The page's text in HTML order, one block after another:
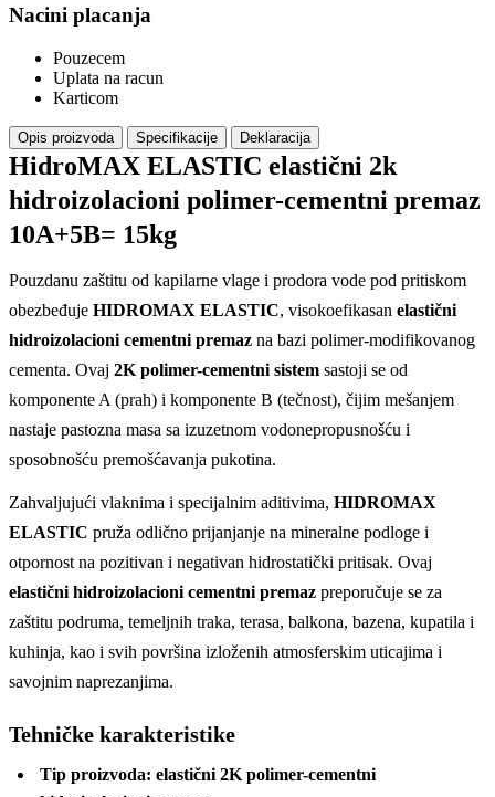
Nacini placanja
Pouzecem
Uplata na racun
Karticom
Opis proizvoda Specifikacije Deklaracija
HidroMAX ELASTIC elastični 2k
hidroizolacioni polimer-cementni premaz
10A+5B= 15kg
Pouzdanu zaštitu od kapilarne vlage i prodora vode pod pritiskom
obezbeđuje HIDROMAX ELASTIC, visokoefikasan elastični
hidroizolacioni cementni premaz na bazi polimer-modifikovanog
cementa. Ovaj 2K polimer-cementni sistem sastoji se od
komponente A (prah) i komponente B (tečnost), čijim mešanjem
nastaje pastozna masa sa izuzetnom vodonepropusnošću i
sposobnošću premošćavanja pukotina.
Zahvaljujući vlaknima i specijalnim aditivima, HIDROMAX
ELASTIC pruža odlično prijanjanje na mineralne podloge i
otpornost na pozitivan i negativan hidrostatički pritisak. Ovaj
elastični hidroizolacioni cementni premaz preporučuje se za
zaštitu podruma, temeljnih traka, terasa, balkona, bazena, kupatila i
kuhinja, kao i svih površina izloženih atmosferskim uticajima i
savojnim naprezanjima.
Tehničke karakteristike
Tip proizvoda: elastični 2K polimer-cementni